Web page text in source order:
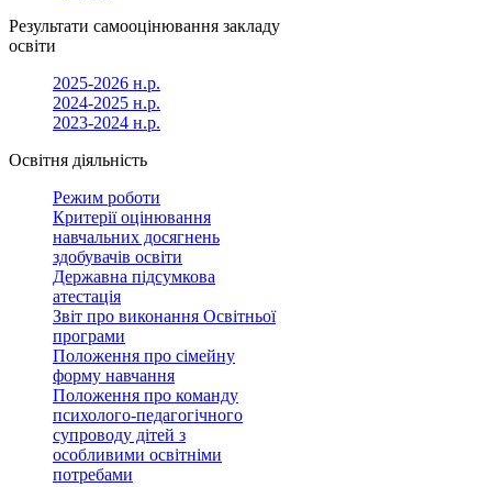
Результати самооцінювання закладу
освіти
2025-2026 н.р.
2024-2025 н.р.
2023-2024 н.р.
Освітня діяльність
Режим роботи
Критерії оцінювання
навчальних досягнень
здобувачів освіти
Державна підсумкова
атестація
Звіт про виконання Освітньої
програми
Положення про сімейну
форму навчання
Положення про команду
психолого-педагогічного
супроводу дітей з
особливими освітніми
потребами